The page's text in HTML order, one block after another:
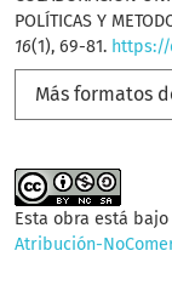
POLÍTICAS Y
16(1), 69-81. https://
Más formatos
Esta obra está
Atribución-